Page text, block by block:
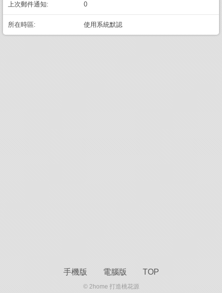
上次郵件通知: 0
所在時區: 使用系統默認
手機版 電腦版 TOP
© 2home 打造桃花源